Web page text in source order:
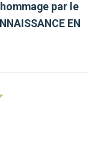
par le
EN